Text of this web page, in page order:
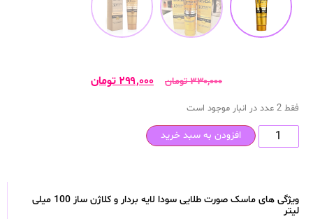
ویژگی های ماسک صورت طلایی سودا لایه بردار و کلاژن ساز 100 میلی
لیتر
۳۳۰,۰۰۰ تومان ۲۹۹,۰۰۰تومان
فقط 2 عدد در انبار موجود است
افزودن به سبد خرید